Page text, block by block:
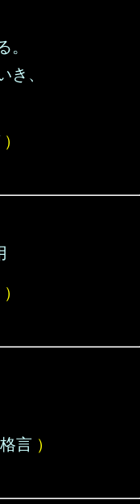
。
き、
）
）
言 ）